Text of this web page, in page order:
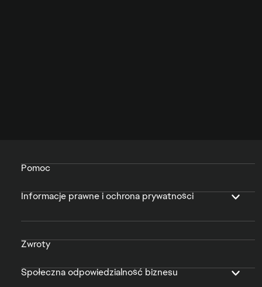
Pomoc
Informacje prawne i ochrona prywatności
Zwroty
Społeczna odpowiedzialność biznesu